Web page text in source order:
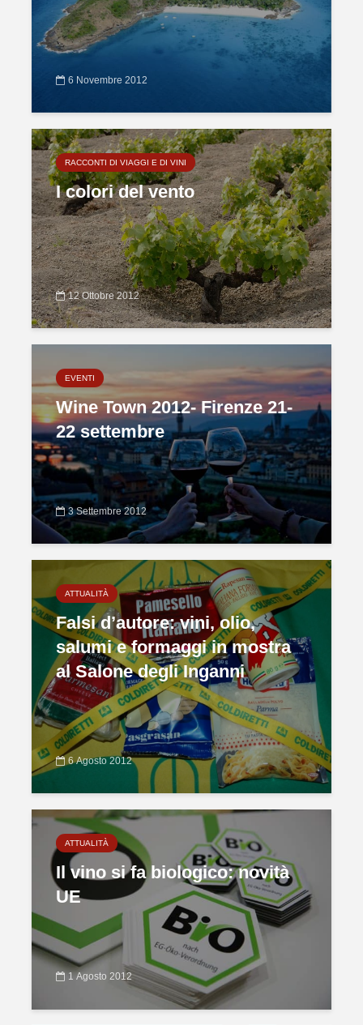
6 Novembre 2012
RACCONTI DI VIAGGI E DI VINI
I colori del vento
12 Ottobre 2012
EVENTI
Wine Town 2012- Firenze 21-
22 settembre
3 Settembre 2012
ATTUALITÀ
Falsi d’autore: vini, olio,
salumi e formaggi in mostra
al Salone degli Inganni
6 Agosto 2012
ATTUALITÀ
Il vino si fa biologico: novità
UE
1 Agosto 2012